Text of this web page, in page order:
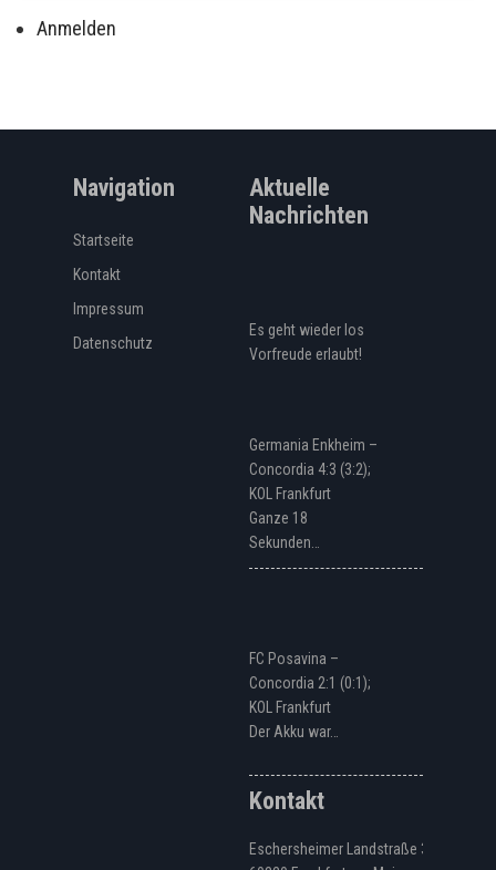
Anmelden
Navigation
Startseite
Kontakt
Impressum
Datenschutz
Aktuelle
Nachrichten
Es geht wieder los
Vorfreude erlaubt!
Germania Enkheim –
Concordia 4:3 (3:2);
KOL Frankfurt
Ganze 18
Sekunden…
FC Posavina –
Concordia 2:1 (0:1);
KOL Frankfurt
Der Akku war…
Kontakt
Eschersheimer Landstraße 328